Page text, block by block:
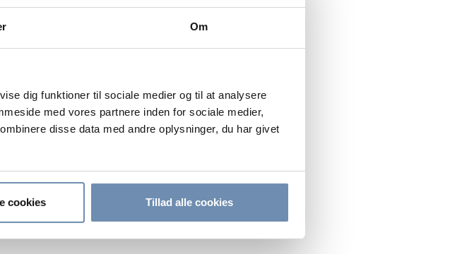
Om
dig funktioner til sociale medier og til at analysere
med vores partnere inden for sociale medier,
disse data med andre oplysninger, du har givet
cookies Tillad alle cookies